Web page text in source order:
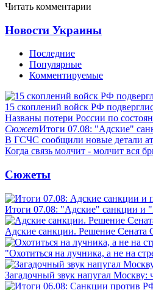
Читать комментарии
Новости Украины
Последние
Популярные
Комментируемые
15 скоплений войск РФ
Названы потери России по
СюжетИтоги 07.08: "Адские"
В ГСЧС сообщили новые детали
Когда связь молчит - молчит вся
Сюжеты
Итоги 07.08: "Адские" санкции и
Адские санкции. Решение
"Охотиться на лучника, а не на
Загадочный звук напугал Москву: